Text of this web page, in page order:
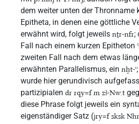
dem weiter unten der Thronname
Epitheta, in denen eine göttliche
erwähnt wird, folgt jeweils nṯr-nfr;
Fall nach einem kurzen Epitheton
zweiten Fall nach dem etwas
erwähnten Parallelismus, ein nḫt-ꜥ;
wurde hier gerundivisch
partizipialen dr rqy=f m zꜣ-Nw.t
diese Phrase folgt jeweils ein
eigenständiger Satz (jry=f sksk